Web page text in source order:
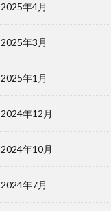
2025年4月
2025年3月
2025年1月
2024年12月
2024年10月
2024年7月